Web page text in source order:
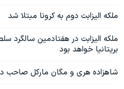
ملکه الیزابت دوم به کرونا مبتلا شد
ملکه الیزابت در هفتادمین سالگرد
بریتانیا خواهد بود
شاهزاده هری ‌و مگان مارکل صاحب